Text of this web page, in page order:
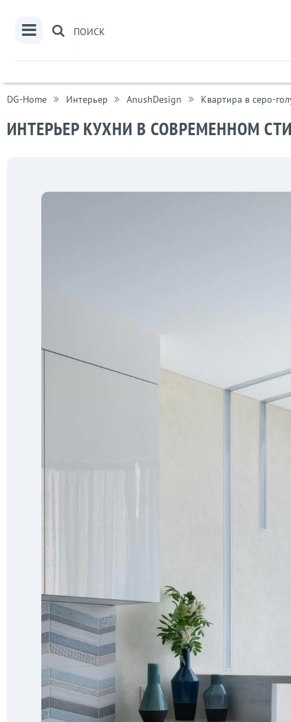
ПОИСК
DG-Home Интерьер AnushDesign Квартира в серо-
ИНТЕРЬЕР КУХНИ В СОВРЕМЕННОМ